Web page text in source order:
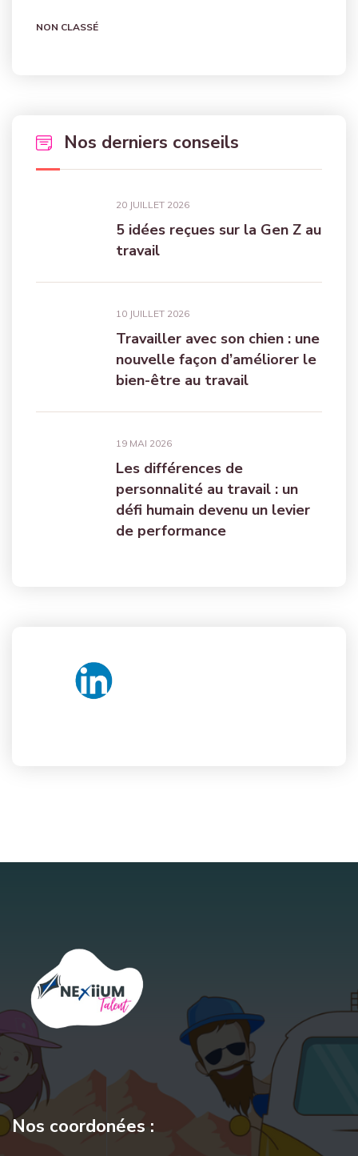
NON CLASSÉ
Nos derniers conseils
20 JUILLET 2026
5 idées reçues sur la Gen Z au
travail
10 JUILLET 2026
Travailler avec son chien : une
nouvelle façon d’améliorer le
bien-être au travail
19 MAI 2026
Les différences de
personnalité au travail : un
défi humain devenu un levier
de performance
Nos coordonées :